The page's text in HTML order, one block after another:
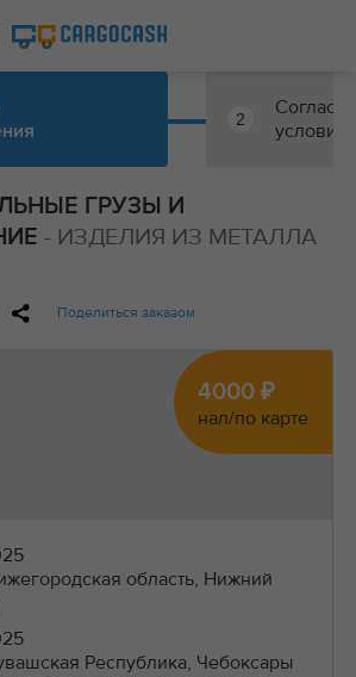
2
условий
ГРУЗЫ И
- ИЗДЕЛИЯ ИЗ МЕТАЛЛА
Поделиться заказом
4000 ₽
нал/по карте
область, Нижний
Республика, Чебоксары